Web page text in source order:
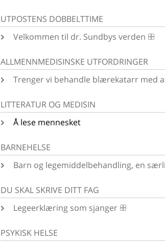
UTPOSTENS DOBBELTTIME
Velkommen til dr. Sundbys verden
ALLMENNMEDISINSKE UTFORDRINGER
Trenger vi behandle blærekatarr med
LITTERATUR OG MEDISIN
Å lese mennesket
BARNEHELSE
Barn og legemiddelbehandling, en
DU SKAL SKRIVE DITT FAG
Legeerklæring som sjanger
PSYKISK HELSE